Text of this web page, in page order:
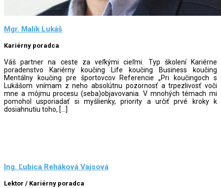
Mgr. Malík Lukáš
Kariérny poradca
Váš partner na ceste za veľkými cieľmi. Typ školení Kariérne
poradenstvo Kariérny koučing Life koučing Business koučing
Mentálny koučing pre športovcov Referencie „Pri koučingoch s
Lukášom vnímam z neho absolútnu pozornosť a trpezlivosť voči
mne a môjmu procesu (seba)objavovania. V mnohých témach mi
pomohol usporiadať si myšlienky, priority a určiť prvé kroky k
dosiahnutiu toho, […]
Ing. Ľubica Reháková Vajsová
Lektor / Kariérny poradca